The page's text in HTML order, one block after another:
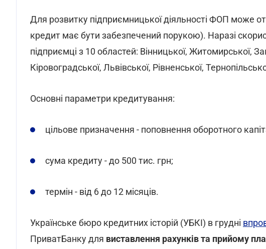
Для розвитку підприємницької діяльності ФОП може
кредит має бути забезпечений порукою). Наразі
підприємці з 10 областей: Вінницької, Житомирської,
Кіровоградської, Львівської, Рівненської,
Основні параметри кредитування:
цільове призначення - поповнення оборотного
сума кредиту - до 500 тис. грн;
термін - від 6 до 12 місяців.
Українське бюро кредитних історій (УБКІ) в грудні
ПриватБанку для виставлення рахунків та прийому